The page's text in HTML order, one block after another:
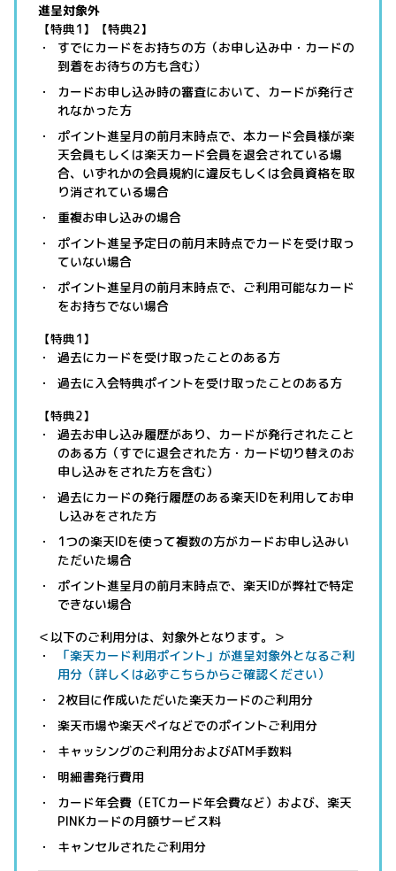
進呈対象外
【特典1】【特典2】
すでにカードをお持ちの方（お申し込み中・カードの
到着をお待ちの方も含む）
カードお申し込み時の審査において、カードが発行さ
れなかった方
ポイント進呈月の前月末時点で、本カード会員様が楽
天会員もしくは楽天カード会員を退会されている場
合、いずれかの会員規約に違反もしくは会員資格を取
り消されている場合
重複お申し込みの場合
ポイント進呈予定日の前月末時点でカードを受け取っ
ていない場合
ポイント進呈月の前月末時点で、ご利用可能なカード
をお持ちでない場合
【特典1】
過去にカードを受け取ったことのある方
過去に入会特典ポイントを受け取ったことのある方
【特典2】
過去お申し込み履歴があり、カードが発行されたこと
のある方（すでに退会された方・カード切り替えのお
申し込みをされた方を含む）
過去にカードの発行履歴のある楽天IDを利用してお申
し込みをされた方
1つの楽天IDを使って複数の方がカードお申し込みい
ただいた場合
ポイント進呈月の前月末時点で、楽天IDが弊社で特定
できない場合
＜以下のご利用分は、対象外となります。＞
「楽天カード利用ポイント」が進呈対象外となるご利
用分（詳しくは必ずこちらからご確認ください）
2枚目に作成いただいた楽天カードのご利用分
楽天市場や楽天ペイなどでのポイントご利用分
キャッシングのご利用分およびATM手数料
明細書発行費用
カード年会費（ETCカード年会費など）および、楽天
PINKカードの月額サービス料
キャンセルされたご利用分